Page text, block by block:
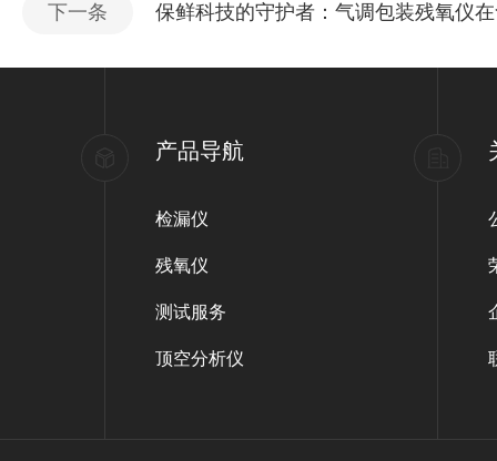
下一条 保鲜科技的守护者：气调包装残氧仪
产品导航
检漏仪
残氧仪
测试服务
顶空分析仪